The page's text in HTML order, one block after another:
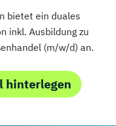
bietet ein duales
inkl. Ausbildung zu
(m/w/d) an.
hinterlegen